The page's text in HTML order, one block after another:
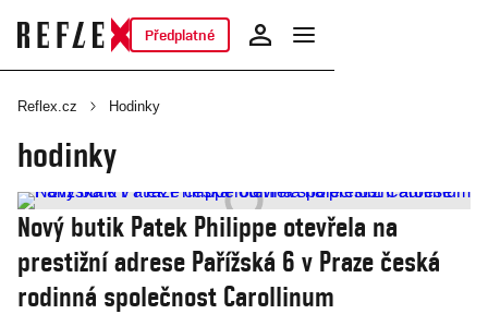
Předplatné
Reflex.cz Hodinky
hodinky
Nový butik Patek Philippe otevřela na
prestižní adrese Pařížská 6 v Praze česká
rodinná společnost Carollinum